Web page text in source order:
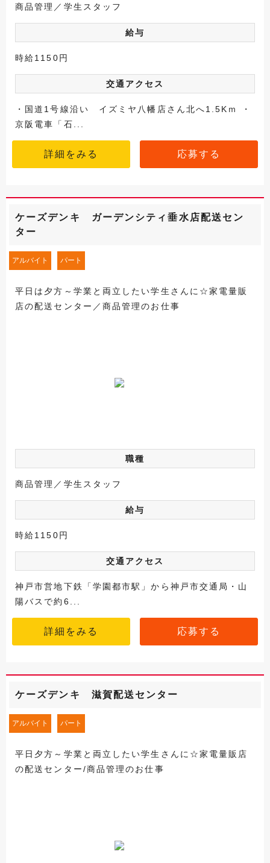
商品管理／学生スタッフ
給与
時給1150円
交通アクセス
・国道1号線沿い イズミヤ八幡店さん北へ1.5Kｍ ・
京阪電車「石...
詳細をみる 応募する
ケーズデンキ ガーデンシティ垂水店配送セン
ター
アルバイト パート
平日は夕方～学業と両立したい学生さんに☆家電量販
店の配送センター／商品管理のお仕事
職種
商品管理／学生スタッフ
給与
時給1150円
交通アクセス
神戸市営地下鉄「学園都市駅」から神戸市交通局・山
陽バスで約6...
詳細をみる 応募する
ケーズデンキ 滋賀配送センター
アルバイト パート
平日夕方～学業と両立したい学生さんに☆家電量販店
の配送センター/商品管理のお仕事